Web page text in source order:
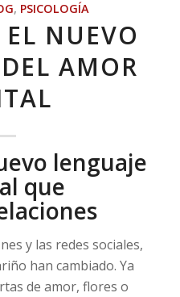
, PSICOLOGÍA
NUEVO
AMOR
lenguaje
que
y las redes sociales,
han cambiado. Ya
de amor, flores o